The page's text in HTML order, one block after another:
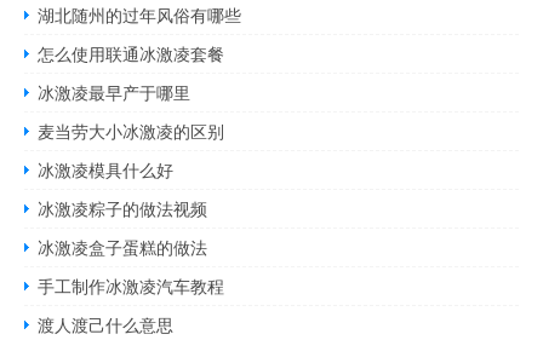
湖北随州的过年风俗有哪些
怎么使用联通冰激凌套餐
冰激凌最早产于哪里
麦当劳大小冰激凌的区别
冰激凌模具什么好
冰激凌粽子的做法视频
冰激凌盒子蛋糕的做法
手工制作冰激凌汽车教程
渡人渡己什么意思